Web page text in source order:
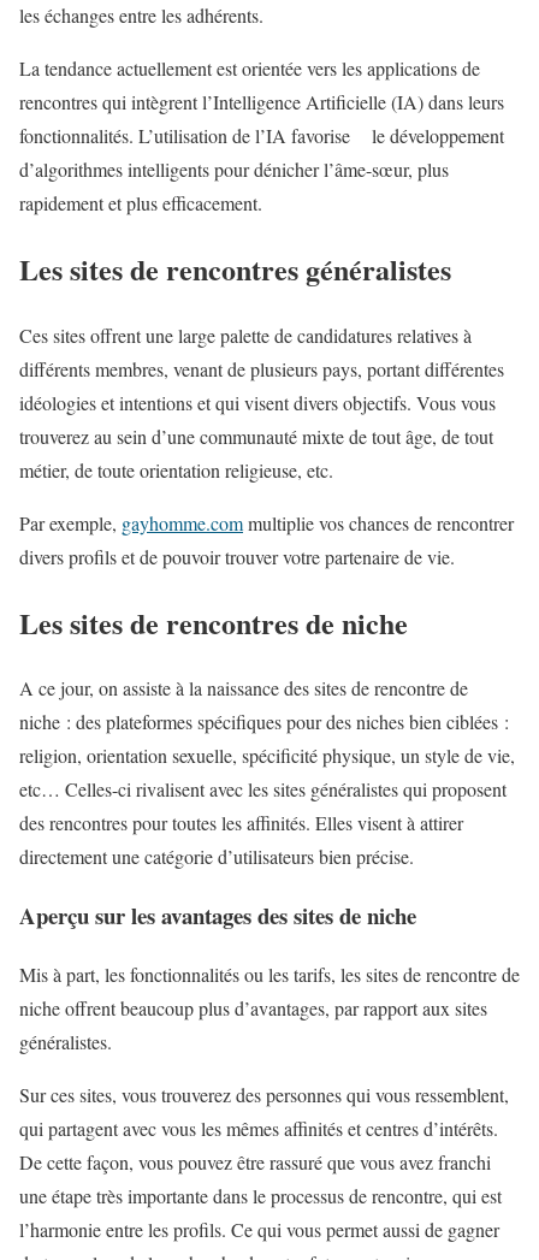
les échanges entre les adhérents.
La tendance actuellement est orientée vers les applications de
rencontres qui intègrent l’Intelligence Artificielle (IA) dans leurs
fonctionnalités. L’utilisation de l’IA favorise le développement
d’algorithmes intelligents pour dénicher l’âme-sœur, plus
rapidement et plus efficacement.
Les sites de rencontres généralistes
Ces sites offrent une large palette de candidatures relatives à
différents membres, venant de plusieurs pays, portant différentes
idéologies et intentions et qui visent divers objectifs. Vous vous
trouverez au sein d’une communauté mixte de tout âge, de tout
métier, de toute orientation religieuse, etc.
Par exemple, gayhomme.commultiplie vos chances de rencontrer
divers profils et de pouvoir trouver votre partenaire de vie.
Les sites de rencontres de niche
A ce jour, on assiste à la naissance des sites de rencontre de
niche : des plateformes spécifiques pour des niches bien ciblées :
religion, orientation sexuelle, spécificité physique, un style de vie,
etc… Celles-ci rivalisent avec les sites généralistes qui proposent
des rencontres pour toutes les affinités. Elles visent à attirer
directement une catégorie d’utilisateurs bien précise.
Aperçu sur les avantages des sites de niche
Mis à part, les fonctionnalités ou les tarifs, les sites de rencontre de
niche offrent beaucoup plus d’avantages, par rapport aux sites
généralistes.
Sur ces sites, vous trouverez des personnes qui vous ressemblent,
qui partagent avec vous les mêmes affinités et centres d’intérêts.
De cette façon, vous pouvez être rassuré que vous avez franchi
une étape très importante dans le processus de rencontre, qui est
l’harmonie entre les profils. Ce qui vous permet aussi de gagner